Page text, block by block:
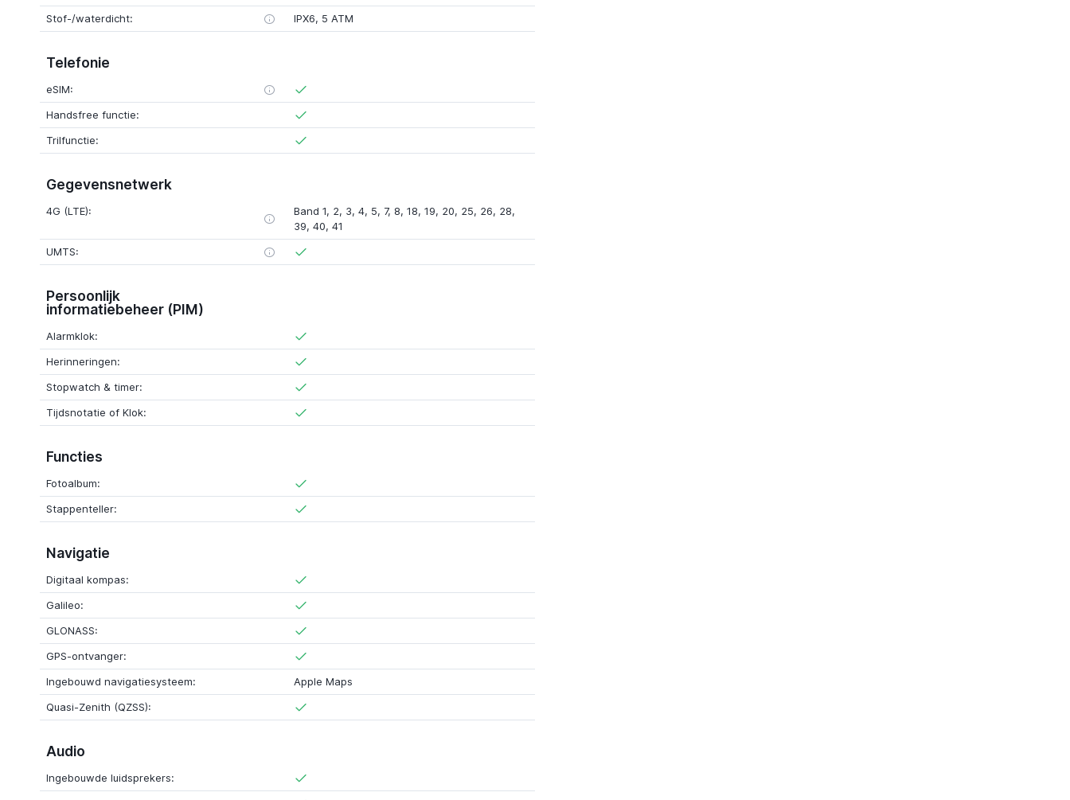
Stof-/waterdicht:
IPX6, 5 ATM
Telefonie
eSIM:
Handsfree functie:
Trilfunctie:
Gegevensnetwerk
4G (LTE):
Band 1, 2, 3, 4, 5, 7, 8, 18, 19, 20, 25, 26, 28,
39, 40, 41
UMTS:
Persoonlijk
informatiebeheer (PIM)
Alarmklok:
Herinneringen:
Stopwatch & timer:
Tijdsnotatie of Klok:
Functies
Fotoalbum:
Stappenteller:
Navigatie
Digitaal kompas:
Galileo:
GLONASS:
GPS-ontvanger:
Ingebouwd navigatiesysteem:
Apple Maps
Quasi-Zenith (QZSS):
Audio
Ingebouwde luidsprekers: